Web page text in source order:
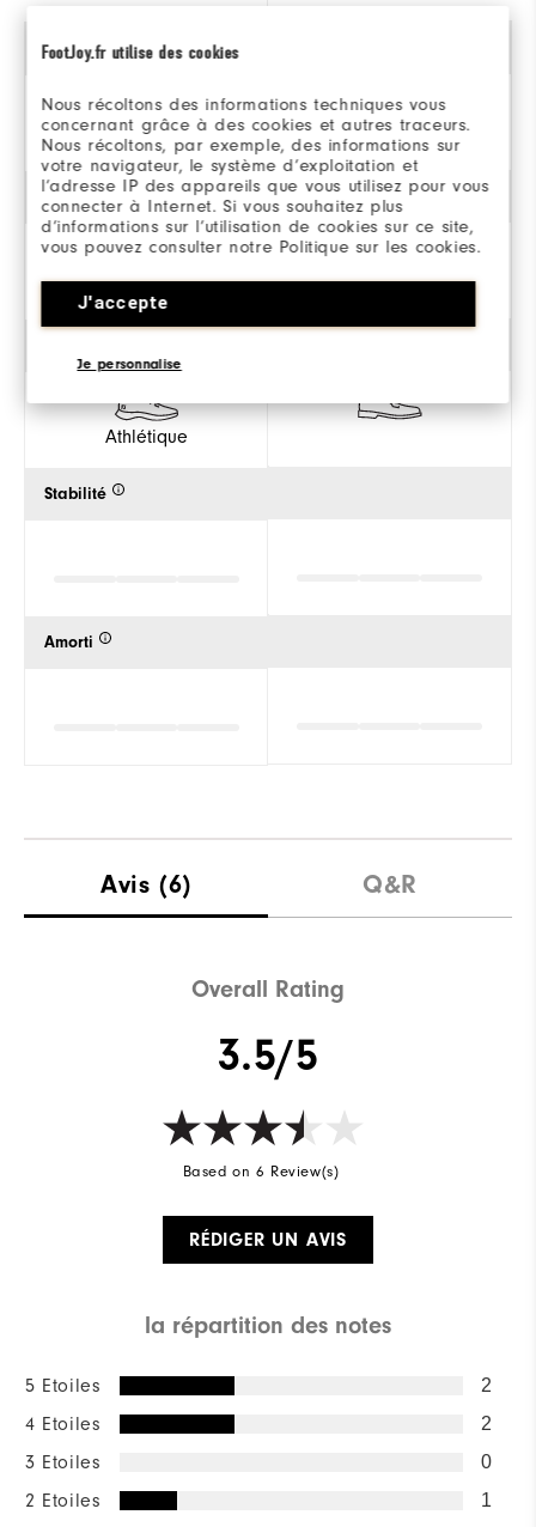
FootJoy.fr utilise des cookies
Nous récoltons des informations techniques vous
concernant grâce à des cookies et autres traceurs.
Nous récoltons, par exemple, des informations sur
votre navigateur, le système d’exploitation et
l’adresse IP des appareils que vous utilisez pour vous
connecter à Internet. Si vous souhaitez plus
d’informations sur l’utilisation de cookies sur ce site,
vous pouvez consulter notre Politique sur les cookies.
J'accepte
Je personnalise
Genre
Pour Femmes
Traction
Athlétique
Stabilité
Amorti
Avis (6) Q&R
Overall Rating
3.5/5
Based on 6 Review(s)
RÉDIGER UN AVIS
la répartition des notes
5 Etoiles 2
4 Etoiles 2
3 Etoiles 0
2 Etoiles 1